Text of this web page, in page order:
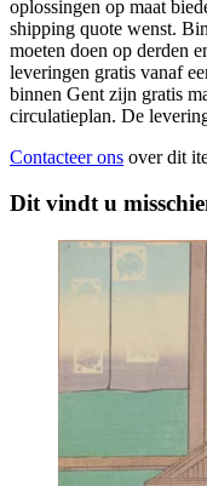
oplossingen op maat
shipping quote wenst.
moeten doen op derden
leveringen gratis vanaf
binnen Gent zijn gratis
circulatieplan. De
Contacteer ons over dit
Dit vindt u